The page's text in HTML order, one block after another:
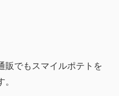
販でもスマイルポテトを